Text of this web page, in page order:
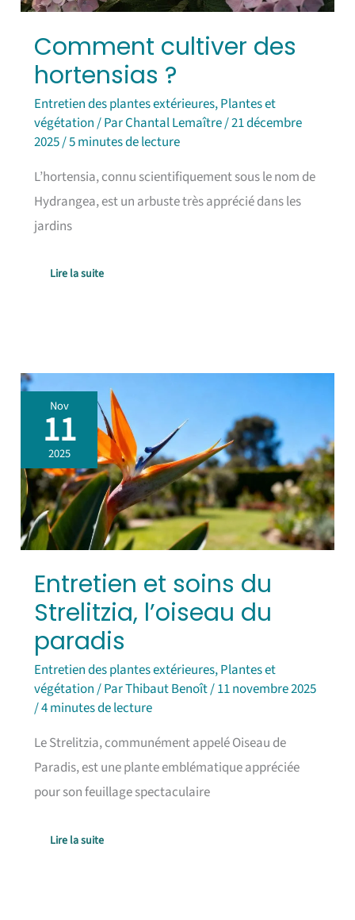
Comment cultiver des
hortensias ?
Entretien des plantes extérieures,Plantes et
végétation/ ParChantal Lemaître/21 décembre
2025/5 minutes de lecture
L’hortensia, connu scientifiquement sous le nom de
Hydrangea, est un arbuste très apprécié dans les
jardins
Lire la suite
Nov
11
2025
Entretien et soins du
Strelitzia, l’oiseau du
paradis
Entretien des plantes extérieures,Plantes et
végétation/ ParThibaut Benoît/11 novembre 2025
/4 minutes de lecture
Le Strelitzia, communément appelé Oiseau de
Paradis, est une plante emblématique appréciée
pour son feuillage spectaculaire
Entretien
et
soins
du
Strelitzia,
l’oiseau
du
paradis
Lire la suite